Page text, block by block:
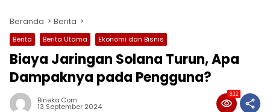
Beranda Berita
Berita Berita Utama Ekonomi dan Bisnis
Biaya Jaringan Solana Turun, Apa
Dampaknya pada Pengguna?
Bineka.com
13 September 2024
322